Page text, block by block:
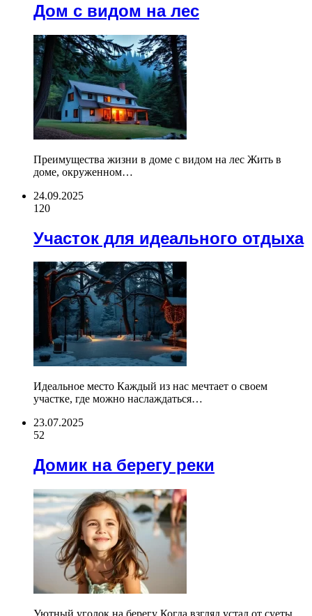
Дом с видом на лес
Преимущества жизни в доме с видом на лес Жить в
доме, окруженном…
24.09.2025
120
Участок для идеального отдыха
Идеальное место Каждый из нас мечтает о своем
участке, где можно наслаждаться…
23.07.2025
52
Домик на берегу реки